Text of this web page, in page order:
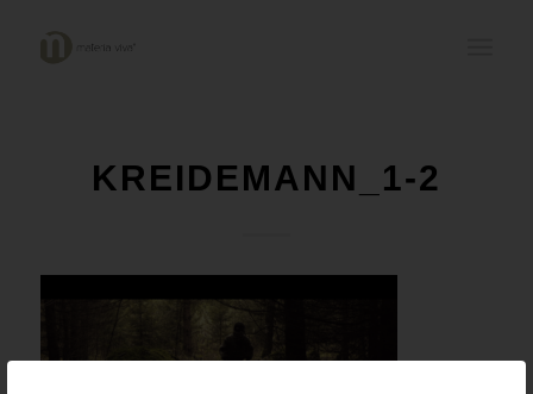
KREIDEMANN_1-2